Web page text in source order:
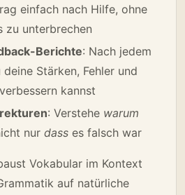
einfach nach Hilfe, ohne
zu unterbrechen
Berichte: Nach jedem
Stärken, Fehler und
kannst
: Verstehe warum
nur dass es falsch war
Vokabular im Kontext
auf natürliche